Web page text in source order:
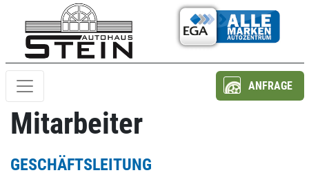
ANFRAGE
Mitarbeiter
GESCHÄFTSLEITUNG